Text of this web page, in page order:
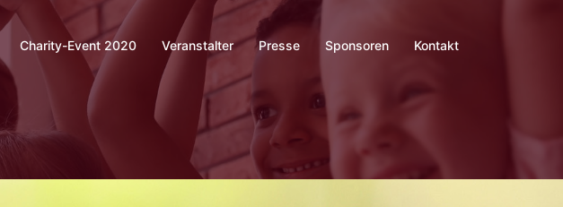
Charity-Event 2020 Veranstalter Presse Sponsoren Kontakt